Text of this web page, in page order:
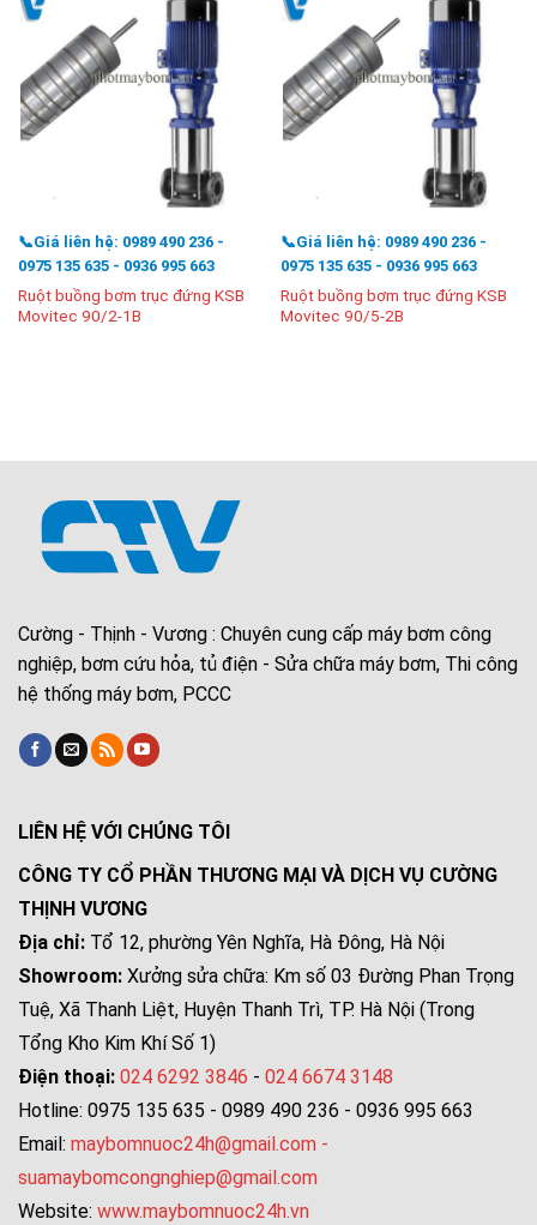
📞Giá liên hệ: 0989 490 236 -
0975 135 635 - 0936 995 663
Ruột buồng bơm trục đứng KSB
Movitec 90/2-1B
📞Giá liên hệ: 0989 490 236 -
0975 135 635 - 0936 995 663
Ruột buồng bơm trục đứng KSB
Movitec 90/5-2B
Cường - Thịnh - Vương : Chuyên cung cấp máy bơm công
nghiệp, bơm cứu hỏa, tủ điện - Sửa chữa máy bơm, Thi công
hệ thống máy bơm, PCCC
LIÊN HỆ VỚI CHÚNG TÔI
CÔNG TY CỔ PHẦN THƯƠNG MẠI VÀ DỊCH VỤ CƯỜNG
THỊNH VƯƠNG
Địa chỉ: Tổ 12, phường Yên Nghĩa, Hà Đông, Hà Nội
Showroom: Xưởng sửa chữa: Km số 03 Đường Phan Trọng
Tuệ, Xã Thanh Liệt, Huyện Thanh Trì, TP. Hà Nội (Trong
Tổng Kho Kim Khí Số 1)
Điện thoại: 024 6292 3846 - 024 6674 3148
Hotline: 0975 135 635 - 0989 490 236 - 0936 995 663
Email: maybomnuoc24h@gmail.com -
suamaybomcongnghiep@gmail.com
Website: www.maybomnuoc24h.vn